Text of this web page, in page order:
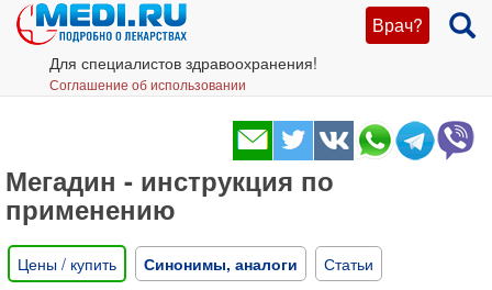
Врач?
Для специалистов здравоохранения!
Соглашение об использовании
Мегадин - инструкция по
применению
Цены / купить Синонимы, аналоги Статьи